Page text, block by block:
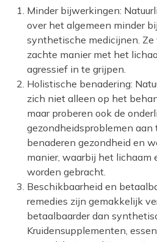
Minder bijwerkingen:
over het algemeen minder
synthetische medicijnen.
zachte manier met het
agressief in te grijpen.
Holistische benadering:
zich niet alleen op het
maar proberen ook de
gezondheidsproblemen aan
benaderen gezondheid en
manier, waarbij het lichaam
worden gebracht.
Beschikbaarheid en
remedies zijn gemakkelijk
betaalbaarder dan
Kruidensupplementen,